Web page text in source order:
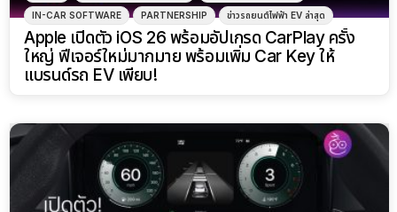
IN-CAR SOFTWARE PARTNERSHIP ข่าวรถยนต์ไฟฟ้า EV ล่าสุด
Apple เปิดตัว iOS 26 พร้อมอัปเกรด CarPlay ครั้ง
ใหญ่ ฟีเจอร์ใหม่มากมาย พร้อมเพิ่ม Car Key ให้
แบรนด์รถ EV เพียบ!